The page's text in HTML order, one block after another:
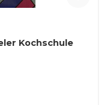
Kochschule